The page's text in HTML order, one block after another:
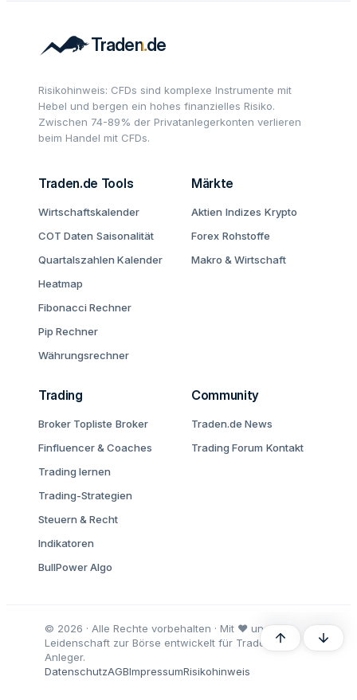
Risikohinweis: CFDs sind komplexe Instrumente mit
Hebel und bergen ein hohes finanzielles Risiko.
Zwischen 74-89% der Privatanlegerkonten verlieren
beim Handel mit CFDs.
Traden.de Tools
Wirtschaftskalender
COT Daten Saisonalität
Quartalszahlen Kalender
Heatmap
Fibonacci Rechner
Pip Rechner
Währungsrechner
Märkte
Aktien Indizes Krypto
Forex Rohstoffe
Makro & Wirtschaft
Trading
Broker Topliste Broker
Finfluencer & Coaches
Trading lernen
Trading-Strategien
Steuern & Recht
Indikatoren
BullPower Algo
Community
Traden.de News
Trading Forum Kontakt
© 2026 · Alle Rechte vorbehalten · Mit ♥ und
Leidenschaft zur Börse entwickelt für Trader und
Anleger.
DatenschutzAGBImpressumRisikohinweis
Oben Unten